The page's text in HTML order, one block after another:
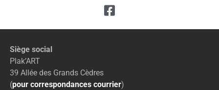
Siège social
Plak’ART
39 Allée des Grands Cèdres
(pour correspondances courrier)